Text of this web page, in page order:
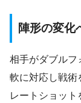
陣形の変化
相手がダブルフ
軟に対応し戦術
レートショット